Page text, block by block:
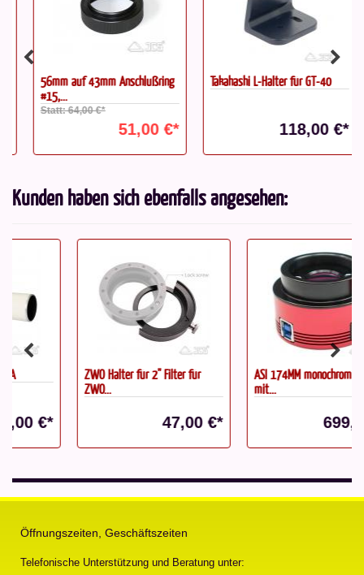
56mm auf 43mm Anschlußring
#15,...
Statt: 64,00 €*
51,00 €*
Takahashi L-Halter für GT-40
118,00 €*
Kunden haben sich ebenfalls angesehen:
ZWO Halter für 2" Filter für
47,00 €*
ASI 174MM monochrom Kamera
699,00 €*
Öffnungszeiten, Geschäftszeiten
Telefonische Unterstützung und Beratung unter: